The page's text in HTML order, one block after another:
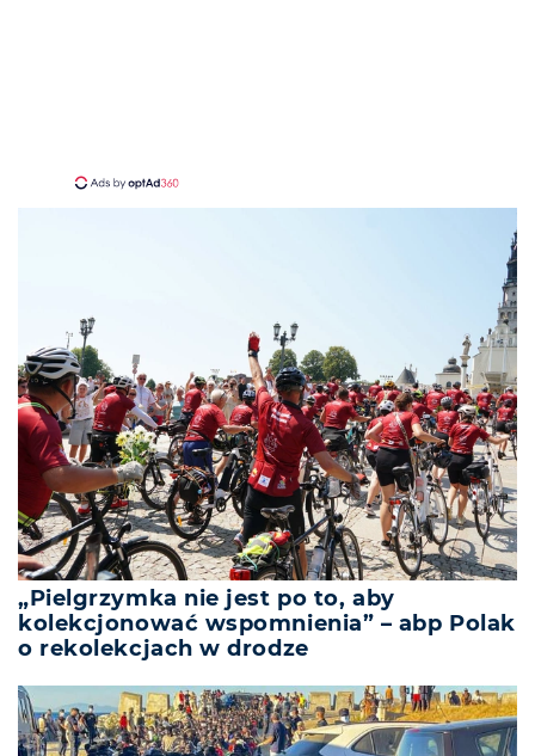
„Pielgrzymka nie jest po to, aby
kolekcjonować wspomnienia” – abp Polak
o rekolekcjach w drodze